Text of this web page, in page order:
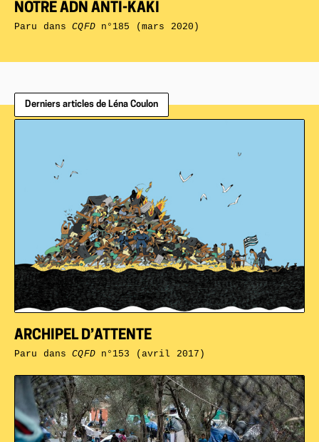
NOTRE ADN ANTI-KAKI
Paru dansCQFDn°185 (mars 2020)
Derniers articles de Léna Coulon
ARCHIPEL D’ATTENTE
Paru dansCQFDn°153 (avril 2017)